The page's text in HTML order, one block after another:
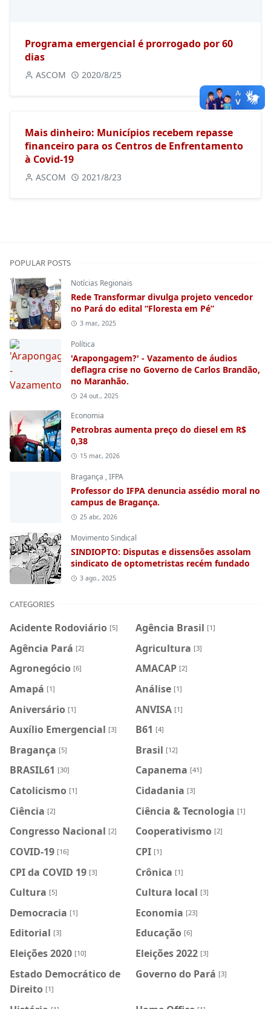
Programa emergencial é prorrogado por 60
dias
ASCOM 2020/8/25
Mais dinheiro: Municípios recebem repasse
financeiro para os Centros de Enfrentamento
à Covid-19
ASCOM 2021/8/23
POPULAR POSTS
Notícias Regionais
Rede Transformar divulga projeto vencedor
no Pará do edital “Floresta em Pé”
3 mar., 2025
Política
'Arapongagem?' - Vazamento de áudios
deflagra crise no Governo de Carlos Brandão,
no Maranhão.
24 out., 2025
Economia
Petrobras aumenta preço do diesel em R$
0,38
15 mar., 2026
Bragança ,IFPA
Professor do IFPA denuncia assédio moral no
campus de Bragança.
25 abr., 2026
Movimento Sindical
SINDIOPTO: Disputas e dissensões assolam
sindicato de optometristas recém fundado
3 ago., 2025
CATEGORIES
Acidente Rodoviário [5] Agência Brasil [1]
Agência Pará [2] Agricultura [3]
Agronegócio [6] AMACAP [2]
Amapá [1] Análise [1]
Aniversário [1] ANVISA [1]
Auxílio Emergencial [3] B61 [4]
Bragança [5] Brasil [12]
BRASIL61 [30] Capanema [41]
Catolicismo [1] Cidadania [3]
Ciência [2] Ciência & Tecnologia [1]
Congresso Nacional [2] Cooperativismo [2]
COVID-19 [16] CPI [1]
CPI da COVID 19 [3] Crônica [1]
Cultura [5] Cultura local [3]
Democracia [1] Economia [23]
Editorial [3] Educação [6]
Eleições 2020 [10] Eleições 2022 [3]
Estado Democrático de
Direito [1]
Governo do Pará [3]